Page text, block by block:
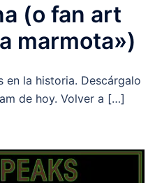
(o fan art
marmota»)
en la historia. Descárgalo
de hoy. Volver a […]